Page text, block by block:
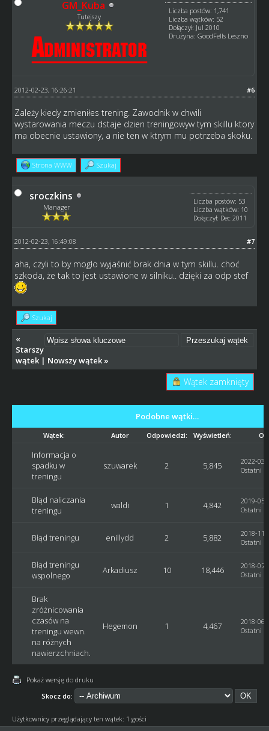
GM_Kuba
Tutejszy
Liczba postów: 1,741
Liczba wątków: 52
Dołączył: Jul 2010
Drużyna: GoodFells Leszno
#6
2012-02-23, 16:26:21
Zależy kiedy zmieniłes trening. Zawodnik w chwili
wystarowania meczu dstaje dzien treningowyw tym skillu ktory
ma obecnie ustawiony, a nie ten w ktrym mu potrzeba skoku.
Strona WWW Szukaj
sroczkins
Manager
Liczba postów: 53
Liczba wątków: 10
Dołączył: Dec 2011
#7
2012-02-23, 16:49:08
aha, czyli to by mogło wyjaśnić brak dnia w tym skillu. choć
szkoda, że tak to jest ustawione w silniku.. dzięki za odp stef
Szukaj
«
Starszy
wątek| Nowszy wątek»
Wątek zamknięty
Podobne wątki…
Wątek: Autor Odpowiedzi: Wyświetleń:
Informacja o
spadku w
treningu
szuwarek 2 5,845
2022-03-
Ostatni
Błąd naliczania
treningu
waldi 1 4,842
2019-05-
Ostatni
Błąd treningu enillydd 2 5,882
2018-11-
Ostatni
Błąd treningu
wspolnego
Arkadiusz 10 18,446
2018-07-
Ostatni
Brak
zróżnicowania
czasów na
treningu wewn.
na różnych
nawierzchniach.
Hegemon 1 4,467
2018-06-
Ostatni
Pokaż wersję do druku
Skocz do:
Użytkownicy przeglądający ten wątek: 1 gości